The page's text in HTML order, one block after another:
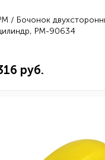
/ Бочонок
РМ-90634
руб.